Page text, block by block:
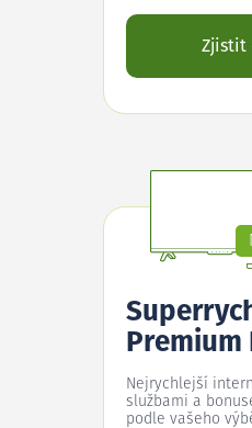
Zjistit
Nejrychlejší
službami a
podle vašeho